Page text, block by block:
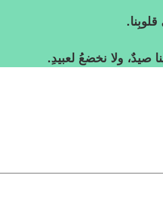
صيدٌ، ولا نخضعُ لعبيدِ.